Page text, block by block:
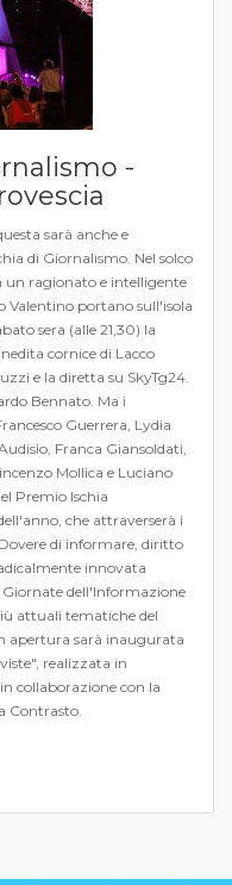
-
sarà anche e
di Giornalismo. Nel solco
ragionato e intelligente
Valentino portano sull'isola
sera (alle 21,30) la
cornice di Lacco
e la diretta su SkyTg24.
Bennato. Ma i
Guerrera, Lydia
Franca Giansoldati,
Mollica e Luciano
Premio Ischia
che attraverserà i
di informare, diritto
innovata
Giornate dell'Informazione
attuali tematiche del
apertura sarà inaugurata
realizzata in
collaborazione con la
Contrasto.